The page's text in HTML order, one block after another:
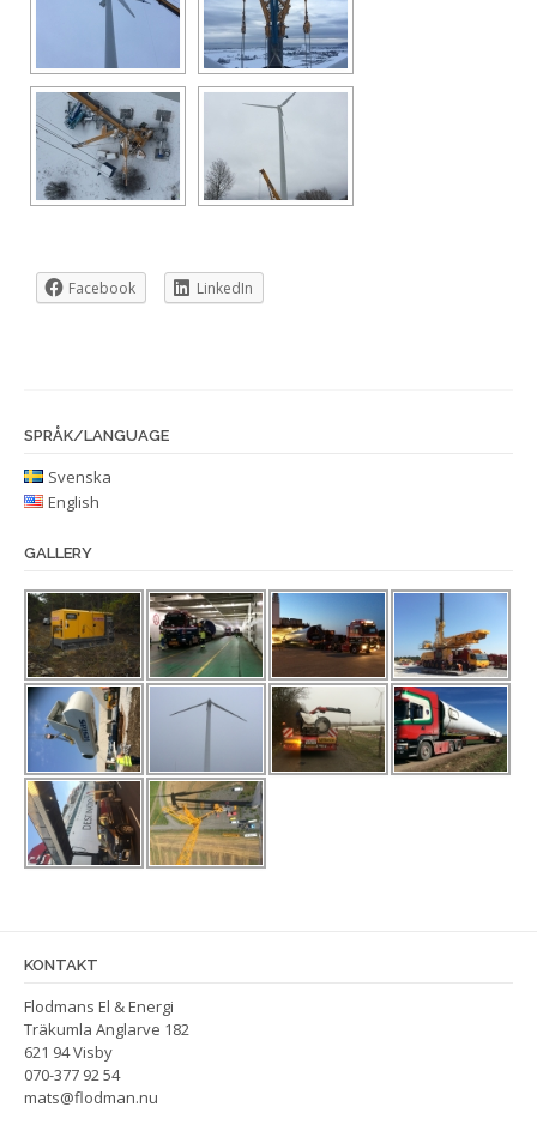
Facebook LinkedIn
SPRÅK/LANGUAGE
Svenska
English
GALLERY
KONTAKT
Flodmans El & Energi
Träkumla Anglarve 182
621 94 Visby
070-377 92 54
mats@flodman.nu